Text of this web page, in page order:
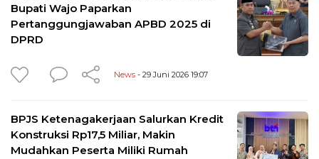
Bupati Wajo Paparkan
Pertanggungjawaban APBD 2025 di
DPRD
News - 29 Juni 2026 19:07
BPJS Ketenagakerjaan Salurkan Kredit
Konstruksi Rp17,5 Miliar, Makin
Mudahkan Peserta Miliki Rumah